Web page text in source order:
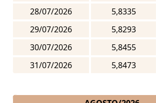
28/07/2026
5,8335
29/07/2026
5,8293
30/07/2026
5,8455
31/07/2026
5,8473